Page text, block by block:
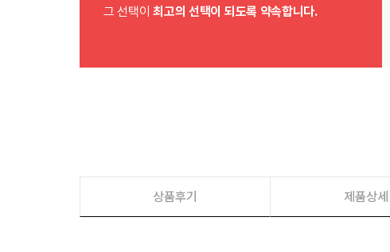
그 선택이최고의 선택이 되도록 약속합니다.
상품후기 제품상세